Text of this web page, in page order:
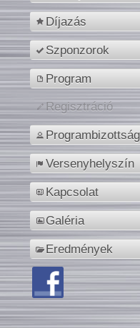
Díjazás
Szponzorok
Program
Regisztráció
Programbizottság
Versenyhelyszín
Kapcsolat
Galéria
Eredmények